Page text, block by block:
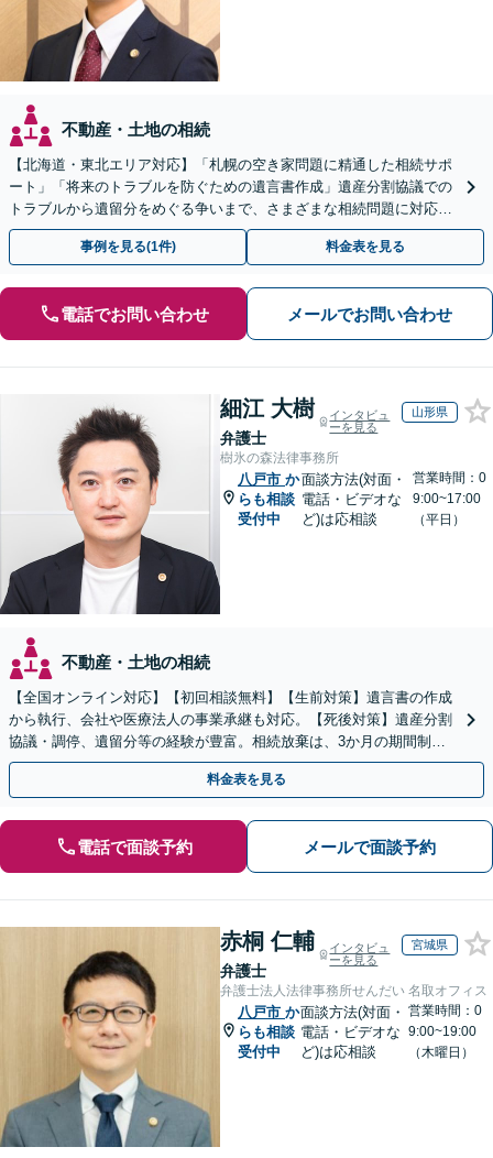
不動産・土地の相続
【北海道・東北エリア対応】「札幌の空き家問題に精通した相続サポ
ート」「将来のトラブルを防ぐための遺言書作成」遺産分割協議での
トラブルから遺留分をめぐる争いまで、さまざまな相続問題に対応し
ています「アクセス良好・WEB面談対応で安心の相談」
事例を見る(1件) 料金表を見る
電話でお問い合わせ メールでお問い合わせ
細江 大樹
弁護士
インタビュ
ーを見る
山形県
樹氷の森法律事務所
八戸市 か
らも相談
受付中
面談方法(対面・
電話・ビデオな
ど)は応相談
営業時間：0
9:00~17:00
（平日）
不動産・土地の相続
【全国オンライン対応】【初回相談無料】【生前対策】遺言書の作成
から執行、会社や医療法人の事業承継も対応。【死後対策】遺産分割
協議・調停、遺留分等の経験が豊富。相続放棄は、3か月の期間制限
があるため、お早めにご相談ください。【無料駐車場あり】
料金表を見る
電話で面談予約 メールで面談予約
赤桐 仁輔
弁護士
インタビュ
ーを見る
宮城県
弁護士法人法律事務所せんだい 名取オフィス
八戸市 か
らも相談
受付中
面談方法(対面・
電話・ビデオな
ど)は応相談
営業時間：0
9:00~19:00
（木曜日）